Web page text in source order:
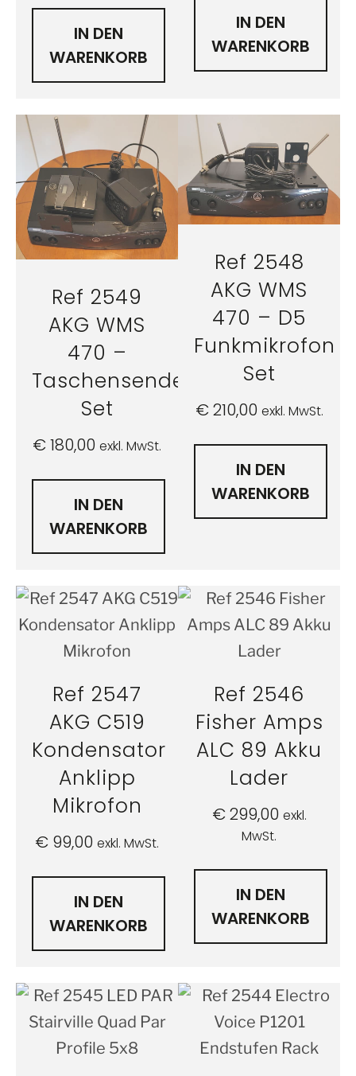
IN DEN
WARENKORB
IN DEN
WARENKORB
Ref 2549
AKG WMS
470 –
Taschensender
Set
€180,00 exkl. MwSt.
IN DEN
WARENKORB
Ref 2548
AKG WMS
470 – D5
Funkmikrofon
Set
€210,00 exkl. MwSt.
IN DEN
WARENKORB
Ref 2547
AKG C519
Kondensator
Anklipp
Mikrofon
€ 99,00 exkl. MwSt.
IN DEN
WARENKORB
Ref 2546
Fisher Amps
ALC 89 Akku
Lader
€299,00 exkl.
MwSt.
IN DEN
WARENKORB